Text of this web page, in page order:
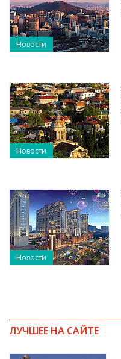
Новости
Новости
Новости
ЛУЧШЕЕ НА САЙТЕ